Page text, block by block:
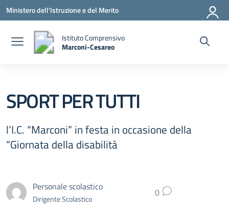
Vai ai contenuti
Vai al menu di navigazione
Vai al footer
Ministero dell'Istruzione e del Merito
Istituto Comprensivo
Marconi-Cesareo
SPORT PER TUTTI
l’I.C. “Marconi” in festa in occasione della
“Giornata della disabilità
Personale scolastico
Dirigente Scolastico 0